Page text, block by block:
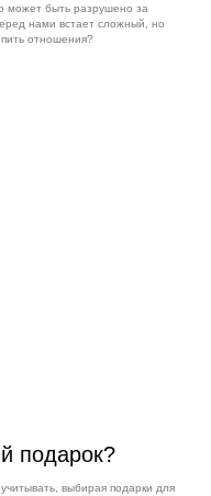
может быть разрушено за
нами встает сложный, но
отношения?
подарок?
выбирая подарки для